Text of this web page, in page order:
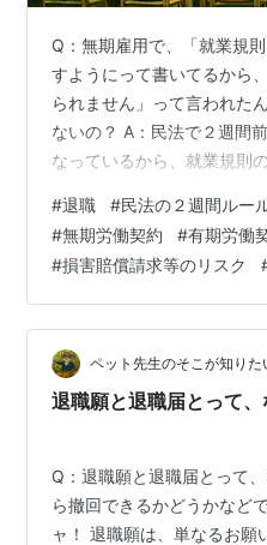
Q：無期雇用で、「就業規
すようにって書いてるから
られません」って言われた
ないの？ A：民法で２週間
なっているから、就業規則
「１ヵ月前までに退職届を
としても、２週間前までに
ってるのニャ！たとえ会社
めない」って言ったとして
のはさすがに難しいのニャ
約の退職に関する民法の２
#退職 #民法の２週間ルー
#無期労働契約 #有期労働
#損害賠償請求等のリスク
ペット先生のそこが知り
退職願と退職届とって
Q：退職願と退職届とって
ら撤回できるかどうかなど
ャ！ 退職願は、単なるお願